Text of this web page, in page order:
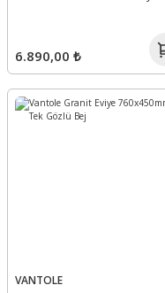
6.890,00 ₺
VANTOLE